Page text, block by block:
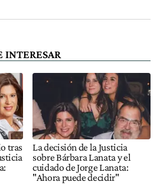
INTERESAR
tras
La decisión de la Justicia
sobre Bárbara Lanata y el
cuidado de Jorge Lanata:
"Ahora puede decidir"